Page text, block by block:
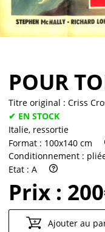
POUR
Titre original : Criss
✔ EN STOCK
Italie, ressortie
Format : 100x140 cm
Conditionnement :
Etat : A
Prix :
Ajouter au